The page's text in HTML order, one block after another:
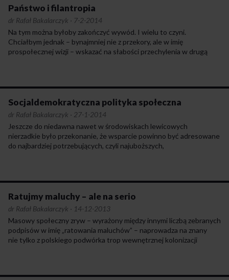
Państwo i filantropia
dr Rafał Bakalarczyk · 7-2-2014
Na tym można byłoby zakończyć wywód. I wielu to czyni.
Chciałbym jednak – bynajmniej nie z przekory, ale w imię
prospołecznej wizji – wskazać na słabości przechylenia w drugą
publicznej służby zdrowia, bez żadnej skazy ani słowa krytyki.
Symbolem tej postawy, dość w ostatnim czasie popularnej wśród
części lewicowych internautów, mogą być hasła typu „Hate WOŚP,
love NFZ”. Myślę, że ten rodzaj myślenia i jego obecność w debacie
publicznej rodzi szereg pułapek, wręcz zagrożeń.
Socjaldemokratyczna polityka społeczna
dr Rafał Bakalarczyk · 27-1-2014
Jeszcze do niedawna nawet w środowiskach lewicowych
nierzadkie było przekonanie, że wsparcie powinno być adresowane
do najbardziej potrzebujących, czyli najuboższych,
a trzeba trafić do najbardziej potrzebujących, zaś korzystanie
ze świadczeń przez osoby z klasy średniej czy wyższej to przecież
marnotrawstwo ograniczonych zasobów. Czy na pewno?
Ratujmy maluchy – ale na serio
dr Rafał Bakalarczyk · 14-12-2013
Masowy społeczny zryw – wyrażony między innymi liczbą zebranych
podpisów w imię „ratowania maluchów” – naprowadza na znany
nie tylko z polskiego podwórka trop wewnętrznej kolonizacji